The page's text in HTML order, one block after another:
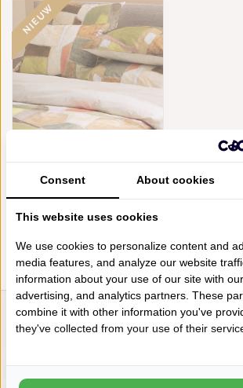
NIEUW
DESIGNERS GUILD
DEKBEDOVERTREK CLAY
LIENSLINNENWINKEL.NL
+31 (0) 575
Consent About cookies
This website uses cookies
We use cookies to personalize content and
media features, and analyze our website
information about your use of our site with
advertising, and analytics partners. These
combine it with other information you've
they've collected from your use of their